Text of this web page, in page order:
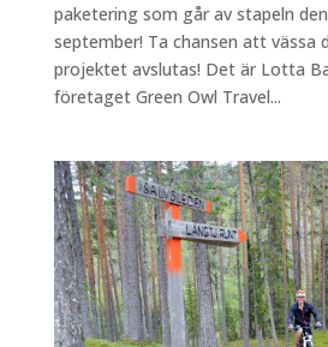
paketering som går av stapeln
september! Ta chansen att vässa
projektet avslutas! Det är Lotta
företaget Green Owl Travel...